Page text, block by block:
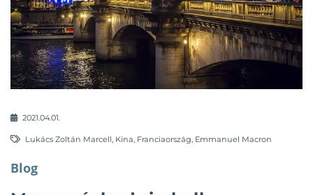
2021.04.01.
Lukács Zoltán Marcell, Kína, Franciaország, Emmanuel Macron
Blog